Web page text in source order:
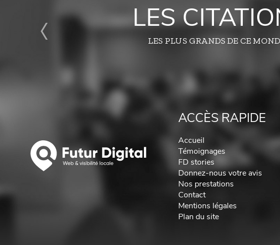
LES
LES PLUS GRANDS DE CE
ACCÈS RAPIDE
Accueil
Témoignages
FD stories
Donnez-nous votre avis
Nos prestations
Contact
Mentions légales
Plan du site